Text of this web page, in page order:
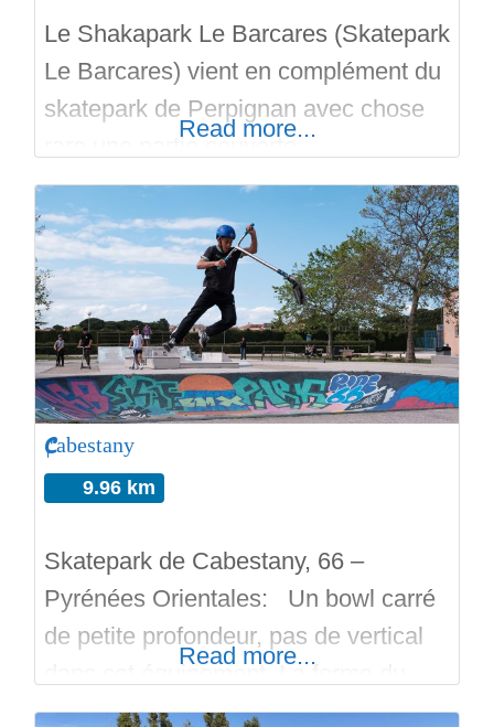
Le Shakapark Le Barcares (Skatepark
Le Barcares) vient en complément du
skatepark de Perpignan avec chose
(essentiellement de la courbe) et une
partie street à l’extérieur (style plaza)
avec des aménagements pour les
visiteurs non skateurs. Un
pumptrack a été réalisé à la place du
parking par Hurricane Tracks. C’est
maintenant 3000 M2 dédiés aux
Read more...
Cabestany
9.96 km
Skatepark de Cabestany, 66 –
Pyrénées Orientales: Un bowl carré
de petite profondeur, pas de vertical
bowl propose 4 corners à 90 degrés,
Read more...